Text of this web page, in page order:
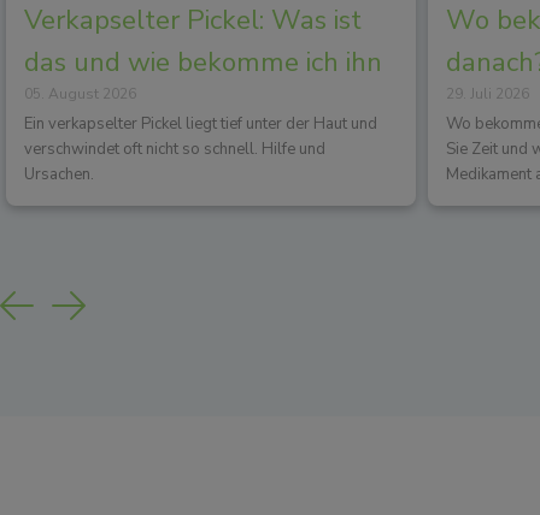
Verkapselter Pickel: Was ist
das und wie bekomme ich ihn
los?
05. August 2026
Ein verkapselter Pickel liegt tief unter der Haut und
verschwindet oft nicht so schnell. Hilfe und
Ursachen.
Wo
29. Juli 2026
Wo
Sie Zeit und
Medikament
Previous
Next